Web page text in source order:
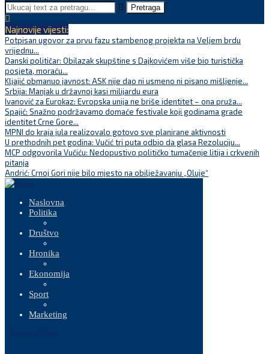
Pretraga
Najnovije vijesti:
Potpisan ugovor za prvu fazu stambenog projekta na Veljem brdu
vrijednu...
Danski političar: Obilazak skupštine s Dajkovićem više bio turistička
posjeta, moraću...
Kljajić obmanuo javnost: ASK nije dao ni usmeno ni pisano mišljenje...
Srbija: Manjak u državnoj kasi milijardu eura
Ivanović za Eurokaz: Evropska unija ne briše identitet – ona pruža...
Spajić: Snažno podržavamo domaće festivale koji godinama grade
identitet Crne Gore...
MPNI do kraja jula realizovalo gotovo sve planirane aktivnosti
U prethodnih pet godina: Vučić tri puta odbio da glasa Rezoluciju...
MCP odgovorila Vučiću: Nedopustivo političko tumačenje litija i crkvenih
pitanja
Andrić: Crnoj Gori nije bilo mjesto na obilježavanju „Oluje“
Naslovna
Politika
Društvo
Hronika
Ekonomija
Sport
Marketing